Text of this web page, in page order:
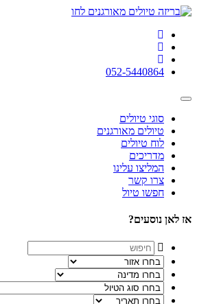
052-5440864
סוגי טיולים
טיולים מאורגנים
לוח טיולים
מדריכים
המליצו עלינו
צרו קשר
חפשו טיול
אז לאן נוסעים?